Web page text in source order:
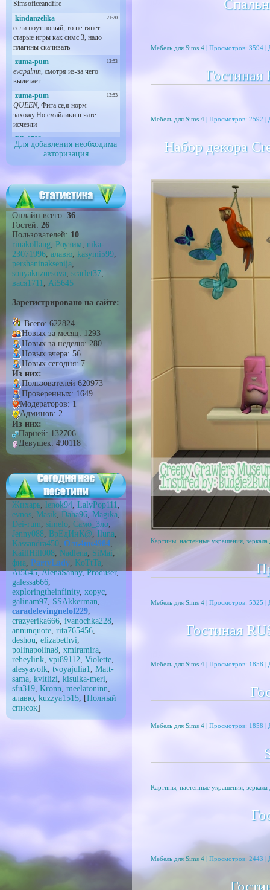
Для добавления необходима
авторизация
Онлайн всего: 36
Гостей: 26
Пользователей: 10
rinakollang, Роузим, nika-
23071996, алавю, kasymi599,
pershaninaksenija,
sonyakuznesova, scarlet37,
вася1711, Ai5645
Зарегистрировано на сайте:
Всего: 622824
Новых за месяц: 1293
Новых за неделю: 280
Новых вчера: 56
Новых сегодня: 7
Из них:
Пользователей 620973
Проверенных: 1649
Модераторов: 1
Админов: 2
Из них:
Парней: 132706
Девушек: 490118
Жихарь, lenok94, LalyPop111,
evnos, Masik,Daha96, Magika,
Dei-rum, simelo, Само_Зло,
Jenny088, ВрEдИнК@,Iluna,
Kassandra450, Оль4ик4984,
KaillHill008, Nadlena, SiMai,
фиа, PartyLady, KoTtTa,
Ai5645,AlenaSanny,Produser,
galessa666,
exploringtheinfinity, xopyc,
galinam97, SSAkkerman,
caradelevingnelol229,
crazyerika666, ivanochka228,
annunquote, rita765456,
deshou, elizabethvi,
polinapolina8, xmiramira,
reheylink, vpi89112, Violette,
alesyavolk, tvoyajulia1, Matt-
sama, kvitlizi, kisulka-meri,
sfu319, Kronn, meelatoninn,
алавю, kuzzya1515, [Полный
список]
Мебель для Sims 4| Просмотров: 3594 |
Мебель для Sims 4| Просмотров: 2592 |
Набор декора
Картины, настенные украшения, зеркала
Мебель для Sims 4| Просмотров: 5325 |
Гостиная
Мебель для Sims 4| Просмотров: 1858 |
Мебель для Sims 4| Просмотров: 1858 |
Картины, настенные украшения, зеркала
Мебель для Sims 4| Просмотров: 2443 |